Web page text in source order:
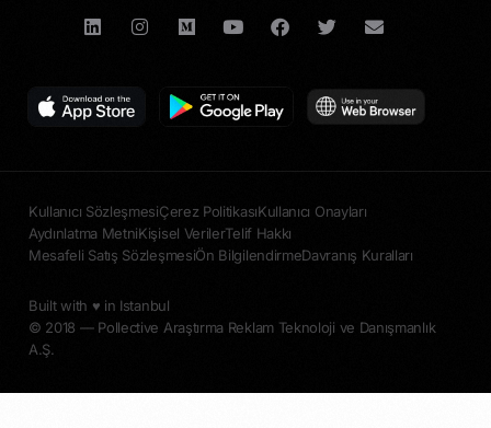
Built with ♥︎ in Istanbul
© 2018 — Pollective Araştırma Reklam Teknoloji ve Danışmanlık
A.Ş.
Kullanıcı SözleşmesiÇerez PolitikasıKullanıcı Onayları
Aydınlatma MetniKişisel VerilerTelif Hakkı
Mesafeli Satış SözleşmesiÖn BilgilendirmeDavranış Kuralları